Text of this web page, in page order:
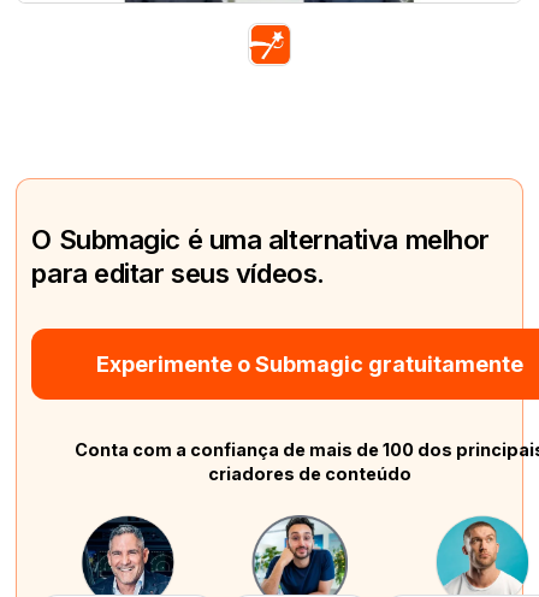
O Submagic é uma alternativa melhor
para editar seus vídeos.
Experimente o Submagic gratuitamente
Conta com a confiança de mais de 100 dos
criadores de conteúdo